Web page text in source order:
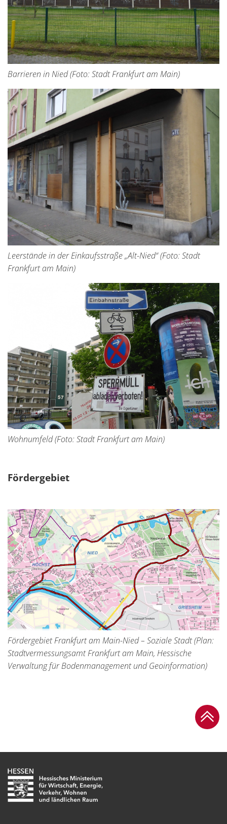
Barrieren in Nied (Foto: Stadt Frankfurt am Main)
Leerstände in der Einkaufsstraße „Alt-Nied“ (Foto: Stadt
Frankfurt am Main)
Wohnumfeld (Foto: Stadt Frankfurt am Main)
Fördergebiet
Fördergebiet Frankfurt am Main-Nied – Soziale Stadt (Plan:
Stadtvermessungsamt Frankfurt am Main, Hessische
Verwaltung für Bodenmanagement und Geoinformation)
Zum